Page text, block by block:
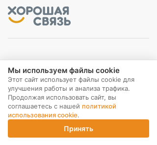
Корзина
МЫ В СОЦ. СЕТЯХ
ПОДПИСКА НА РАССЫЛКУ
Мы используем файлы cookie
Этот сайт использует файлы cookie для
улучшения работы и анализа трафика.
Продолжая использовать сайт, вы
соглашаетесь с нашей политикой
использования cookie.
Принять